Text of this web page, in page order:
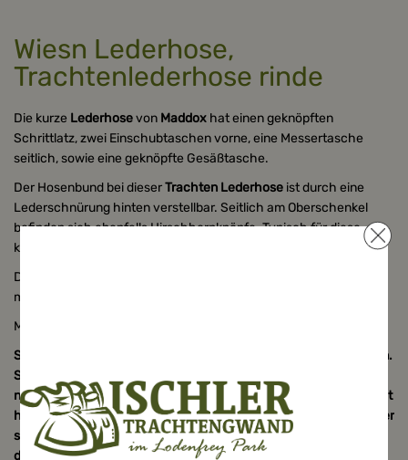
Wiesn Lederhose,
Trachtenlederhose rinde
Die kurze Lederhosevon Maddox hat einen geknöpften
Schrittlatz, zwei Einschubtaschen vorne, eine Messertasche
seitlich, sowie eine geknöpfte Gesäßtasche.
Der Hosenbund bei dieserTrachten Lederhose ist durch eine
Lederschnürung hinten verstellbar. Seitlich am Oberschenkel
befinden sich ebenfalls Hirschhornknöpfe. Typisch für diese
kurze
Diese originale Wies´n,
mit Gürtel plus Schnalle geliefert.
Material: Wildbock, Farbe: rinde
Seit Urzeiten wird Tracht aus Leder gefertigt, der Haut von Tieren.
Somit ist jedes Lederstück ein Unikat mit einzigartigen,
natürlichen Vorteilen. Es ist atmungsaktiv, geschmeidig und bietet
höchsten Tragekomfort. Unebenheiten, Narben und kleine Kratzer
sind die typischen Spuren der Natur. Sie beweisen die Echtheit
des Naturproduktes Leder.